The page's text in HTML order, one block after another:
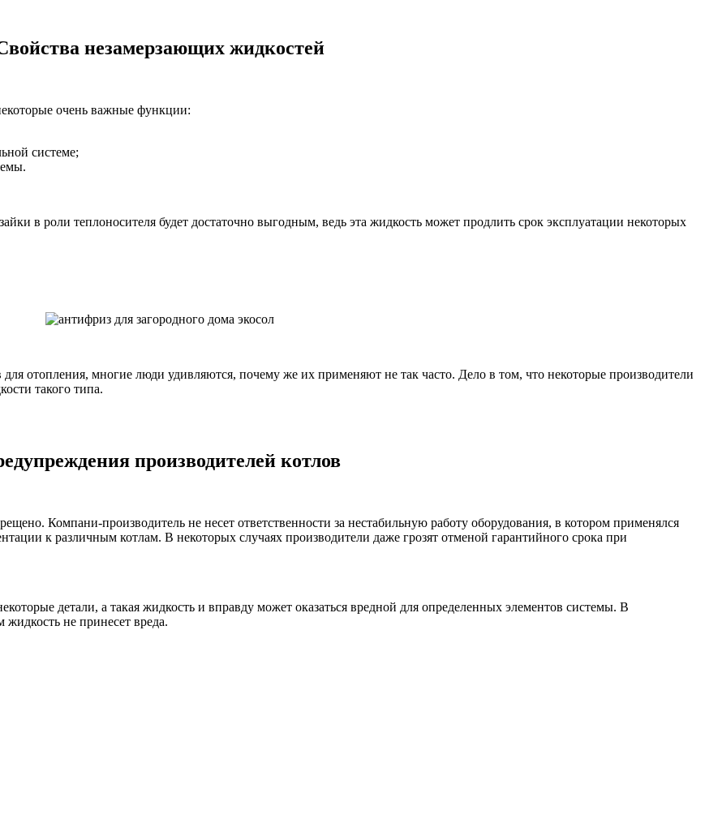
незамерзающих жидкостей
очень важные функции:
системе;
в роли теплоносителя будет достаточно выгодным, ведь эта жидкость может продлить срок эксплуатации некоторых
отопления, многие люди удивляются, почему же их применяют не так часто. Дело в том, что некоторые производители
такого типа.
производителей котлов
Компани-производитель не несет ответственности за нестабильную работу оборудования, в котором применялся
к различным котлам. В некоторых случаях производители даже грозят отменой гарантийного срока при
детали, а такая жидкость и вправду может оказаться вредной для определенных элементов системы. В
не принесет вреда.